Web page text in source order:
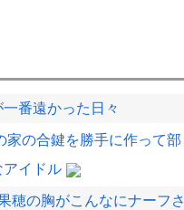
番遠かった日々
家の合鍵を勝手に作って部
アイドル
穂の胸がこんなにナーフさ